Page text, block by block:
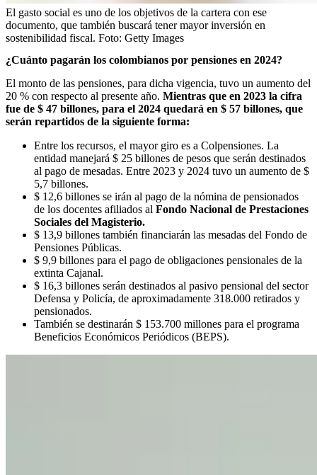
El gasto social es uno de los objetivos de la cartera con ese
documento, que también buscará tener mayor inversión en
sostenibilidad fiscal. Foto: Getty Images
¿Cuánto pagarán los colombianos por pensiones en 2024?
El monto de las pensiones, para dicha vigencia, tuvo un aumento del
20 % con respecto al presente año. Mientras que en 2023 la cifra
fue de $ 47 billones, para el 2024 quedará en $ 57 billones, que
serán repartidos de la siguiente forma:
Entre los recursos, el mayor giro es a Colpensiones. La
entidad manejará $ 25 billones de pesos que serán destinados
al pago de mesadas. Entre 2023 y 2024 tuvo un aumento de $
5,7 billones.
$ 12,6 billones se irán al pago de la nómina de pensionados
de los docentes afiliados al Fondo Nacional de Prestaciones
Sociales del Magisterio.
$ 13,9 billones también financiarán las mesadas del Fondo de
Pensiones Públicas.
$ 9,9 billones para el pago de obligaciones pensionales de la
extinta Cajanal.
$ 16,3 billones serán destinados al pasivo pensional del sector
Defensa y Policía, de aproximadamente 318.000 retirados y
pensionados.
También se destinarán $ 153.700 millones para el programa
Beneficios Económicos Periódicos (BEPS).